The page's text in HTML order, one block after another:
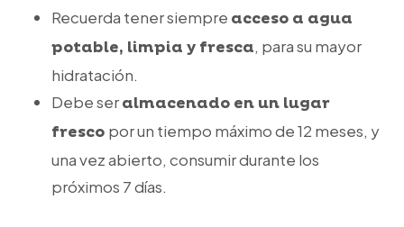
Recuerda tener siempre acceso a agua
potable, limpia y fresca, para su mayor
hidratación.
Debe seralmacenado en un lugar
fresco por un tiempo máximo de 12 meses, y
una vez abierto, consumir durante los
próximos 7 días.